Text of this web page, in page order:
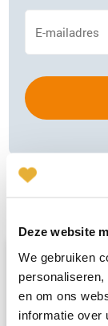
Deze website
We gebruiken
en om ons
informatie over
mailadres
Relatietips